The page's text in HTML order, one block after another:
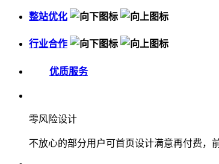
整站优化
行业合作
优质服务
零风险设计
不放心的部分用户可首页设计满意再付费，